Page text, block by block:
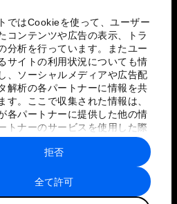
ではCookieを使って、ユーザー
コンテンツや広告の表示、トラ
分析を行っています。またユー
サイトの利用状況についても情
、ソーシャルメディアや広告配
解析の各パートナーに情報を共
す。ここで収集された情報は、
各パートナーに提供した他の情
トナーのサービスを使用した際
た情報と組み合わされ、各パー
って使用されることがありま
全て許可
拒否
ポリシーと利用規約
イトマップ